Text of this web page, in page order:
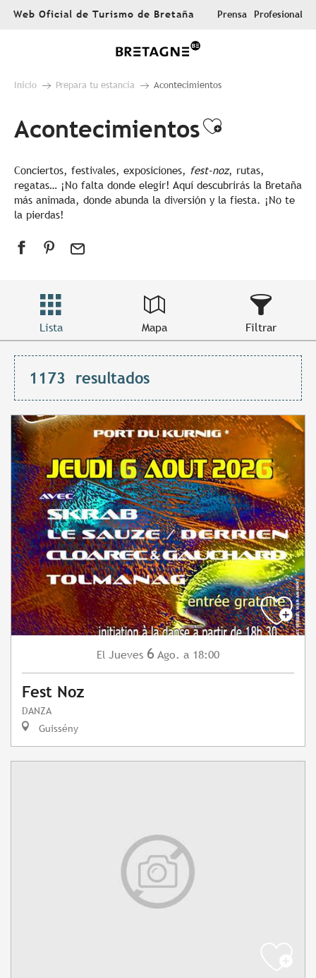
AllerWeb Oficial de Turismo de Bretaña Prensa Profesional
Inicio Prepara tu estancia Acontecimientos
AcontecimientosAjouter
Conciertos, festivales, exposiciones, fest-noz, rutas,
regatas… ¡No falta donde elegir! Aquí descubrirás la Bretaña
más animada, donde abunda la diversión y la fiesta. ¡No te
la pierdas!
Lista Mapa Filtrar
1173 resultados
El Jueves 6 Ago. a 18:00
Fest Noz
DANZA
Guissény